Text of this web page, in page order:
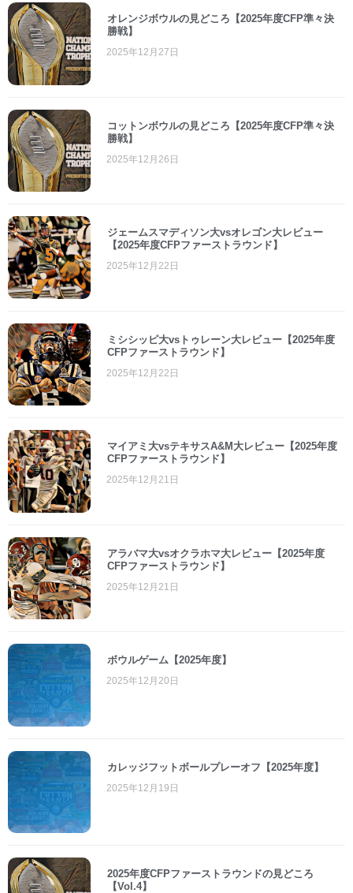
オレンジボウルの見どころ【2025年度CFP準々決
勝戦】
2025年12月27日
コットンボウルの見どころ【2025年度CFP準々決
勝戦】
2025年12月26日
ジェームスマディソン大vsオレゴン大レビュー
【2025年度CFPファーストラウンド】
2025年12月22日
ミシシッピ大vsトゥレーン大レビュー【2025年度
CFPファーストラウンド】
2025年12月22日
マイアミ大vsテキサスA&M大レビュー【2025年度
CFPファーストラウンド】
2025年12月21日
アラバマ大vsオクラホマ大レビュー【2025年度
CFPファーストラウンド】
2025年12月21日
ボウルゲーム【2025年度】
2025年12月20日
カレッジフットボールプレーオフ【2025年度】
2025年12月19日
2025年度CFPファーストラウンドの見どころ
【Vol.4】